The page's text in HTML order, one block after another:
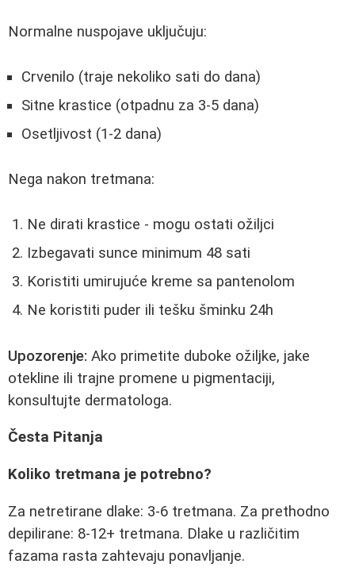
Normalne nuspojave uključuju:
Crvenilo (traje nekoliko sati do dana)
Sitne krastice (otpadnu za 3-5 dana)
Osetljivost (1-2 dana)
Nega nakon tretmana:
Ne dirati krastice - mogu ostati ožiljci
Izbegavati sunce minimum 48 sati
Koristiti umirujuće kreme sa pantenolom
Ne koristiti puder ili tešku šminku 24h
Upozorenje: Ako primetite duboke ožiljke, jake
otekline ili trajne promene u pigmentaciji,
konsultujte dermatologa.
Česta Pitanja
Koliko tretmana je potrebno?
Za netretirane dlake: 3-6 tretmana. Za prethodno
depilirane: 8-12+ tretmana. Dlake u različitim
fazama rasta zahtevaju ponavljanje.